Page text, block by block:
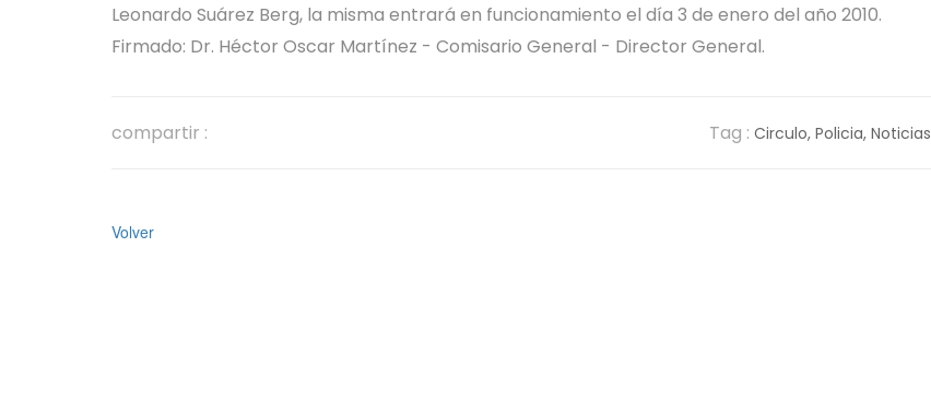
Leonardo Suárez Berg, la misma entrará en funcionamiento el día 3 de enero del año 2010.
Firmado: Dr. Héctor Oscar Martínez - Comisario General - Director General.
compartir : Tag : Circulo, Policia, Noticias
Volver